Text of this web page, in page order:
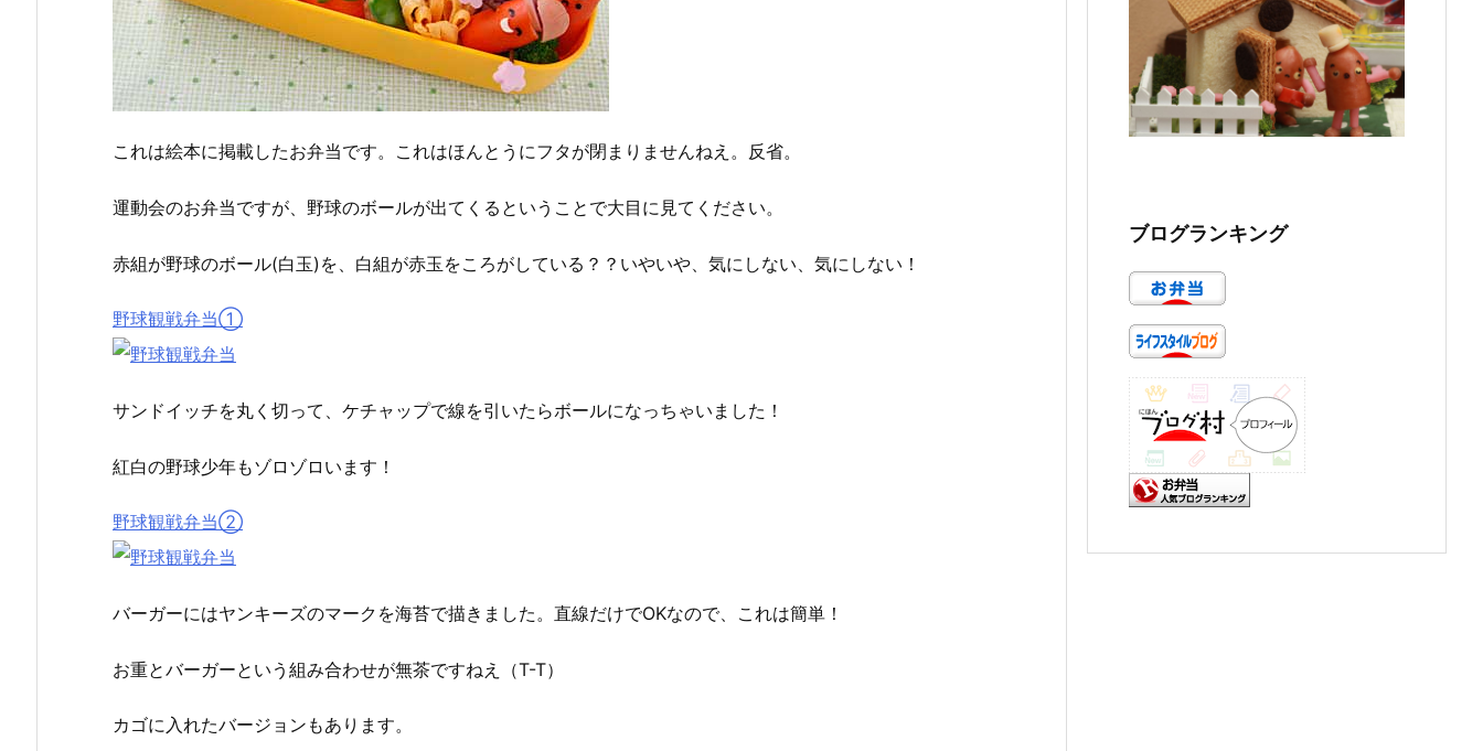
これは絵本に掲載したお弁当です。これはほんとうにフタが閉まりませんねえ。反省。
運動会のお弁当ですが、野球のボールが出てくるということで大目に見てください。
赤組が野球のボール(白玉)を、白組が赤玉をころがしている？？いやいや、気にしない、気にしない！
野球観戦弁当①
サンドイッチを丸く切って、ケチャップで線を引いたらボールになっちゃいました！
紅白の野球少年もゾロゾロいます！
野球観戦弁当②
バーガーにはヤンキーズのマークを海苔で描きました。直線だけでOKなので、これは簡単！
お重とバーガーという組み合わせが無茶ですねえ（T-T）
カゴに入れたバージョンもあります。
ブログランキング